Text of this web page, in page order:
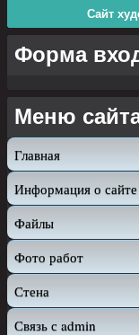
Сайт
Форма
Меню
Главная
Информация о сайте
Файлы
Фото работ
Стена
Связь с admin